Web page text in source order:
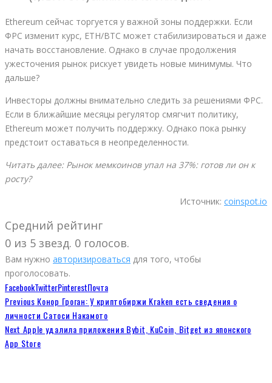
Ethereum сейчас торгуется у важной зоны поддержки. Если
ФРС изменит курс, ETH/BTC может стабилизироваться и даже
начать восстановление. Однако в случае продолжения
ужесточения рынок рискует увидеть новые минимумы. Что
дальше?
Инвесторы должны внимательно следить за решениями ФРС.
Если в ближайшие месяцы регулятор смягчит политику,
Ethereum может получить поддержку. Однако пока рынку
предстоит оставаться в неопределенности.
Читать далее: Рынок мемкоинов упал на 37%: готов ли он к
росту?
Источник: coinspot.io
Средний рейтинг
0 из 5 звезд. 0 голосов.
Вам нужно авторизироваться для того, чтобы
проголосовать.
FacebookTwitterPinterestПочта
Previous Конор Гроган: У криптобиржи Kraken есть сведения о
личности Сатоси Накамото
Next Apple удалила приложения Bybit, KuCoin, Bitget из японского
App Store